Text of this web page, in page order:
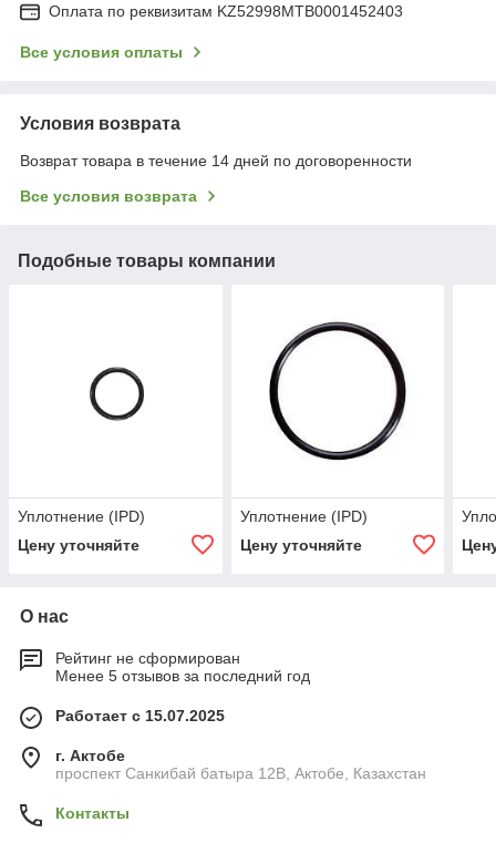
Оплата по реквизитам KZ52998MTB0001452403
Все условия оплаты
Условия возврата
Возврат товара в течение 14 дней по договоренности
Все условия возврата
Подобные товары компании
Уплотнение (IPD)
Цену уточняйте
Уплотнение (IPD)
Цену уточняйте
О нас
Рейтинг не сформирован
Менее 5 отзывов за последний год
Работает с 15.07.2025
г. Актобе
проспект Санкибай батыра 12В, Актобе, Казахстан
Контакты